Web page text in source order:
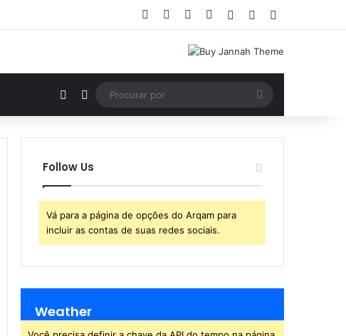
Facebook YouTubeInstagram
Entrar Artigo aleatório
Artigo aleatório
Switch skin
por
Follow Us
Vá para a página de opções do Arqam para
incluir as contas de suas redes sociais.
Weather